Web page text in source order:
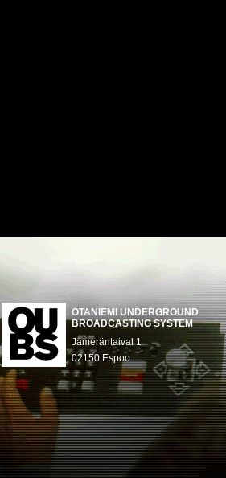
OTANIEMI UNDERGROUND
BROADCASTING SYSTEM
Jämeräntaival 1
02150 Espoo